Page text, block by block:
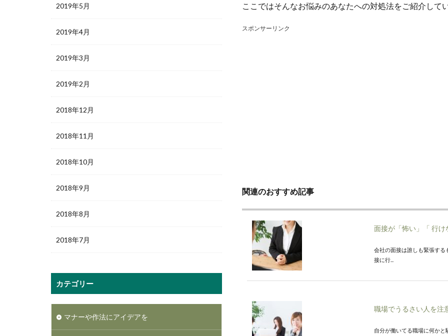
ここではそんなお悩みのあなたへの対処法をご紹介して
スポンサーリンク
関連のおすすめ記事
面接が「怖い」「 行
会社の面接は誰しも緊張す
接に行...
職場でうるさい人を注
自分が働いてる職場に何か
2019年5月
2019年4月
2019年3月
2019年2月
2018年12月
2018年11月
2018年10月
2018年9月
2018年8月
2018年7月
カテゴリー
マナーや作法にアイデアを